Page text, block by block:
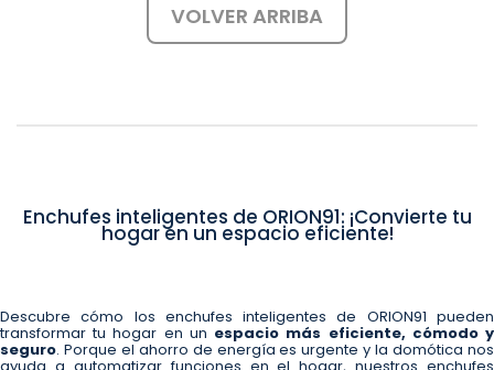
VOLVER ARRIBA
Enchufes inteligentes de ORION91: ¡Convierte tu
hogar en un espacio eficiente!
Descubre cómo los enchufes inteligentes de ORION91 pueden
transformar tu hogar en un espacio más eficiente, cómodo y
seguro. Porque el ahorro de energía es urgente y la domótica nos